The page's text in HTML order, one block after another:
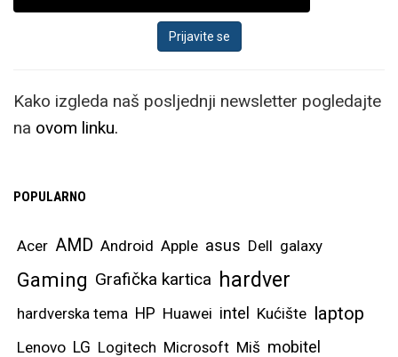
Kako izgleda naš posljednji newsletter pogledajte
na ovom linku.
POPULARNO
Acer AMD Android Apple asus Dell galaxy
Gaming Grafička kartica hardver
hardverska tema HP Huawei intel Kućište laptop
Lenovo LG Logitech Microsoft Miš mobitel